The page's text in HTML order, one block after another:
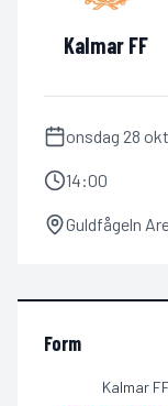
Kalmar FF
onsdag 28
14:00
Guldfågeln
Form
Kalmar